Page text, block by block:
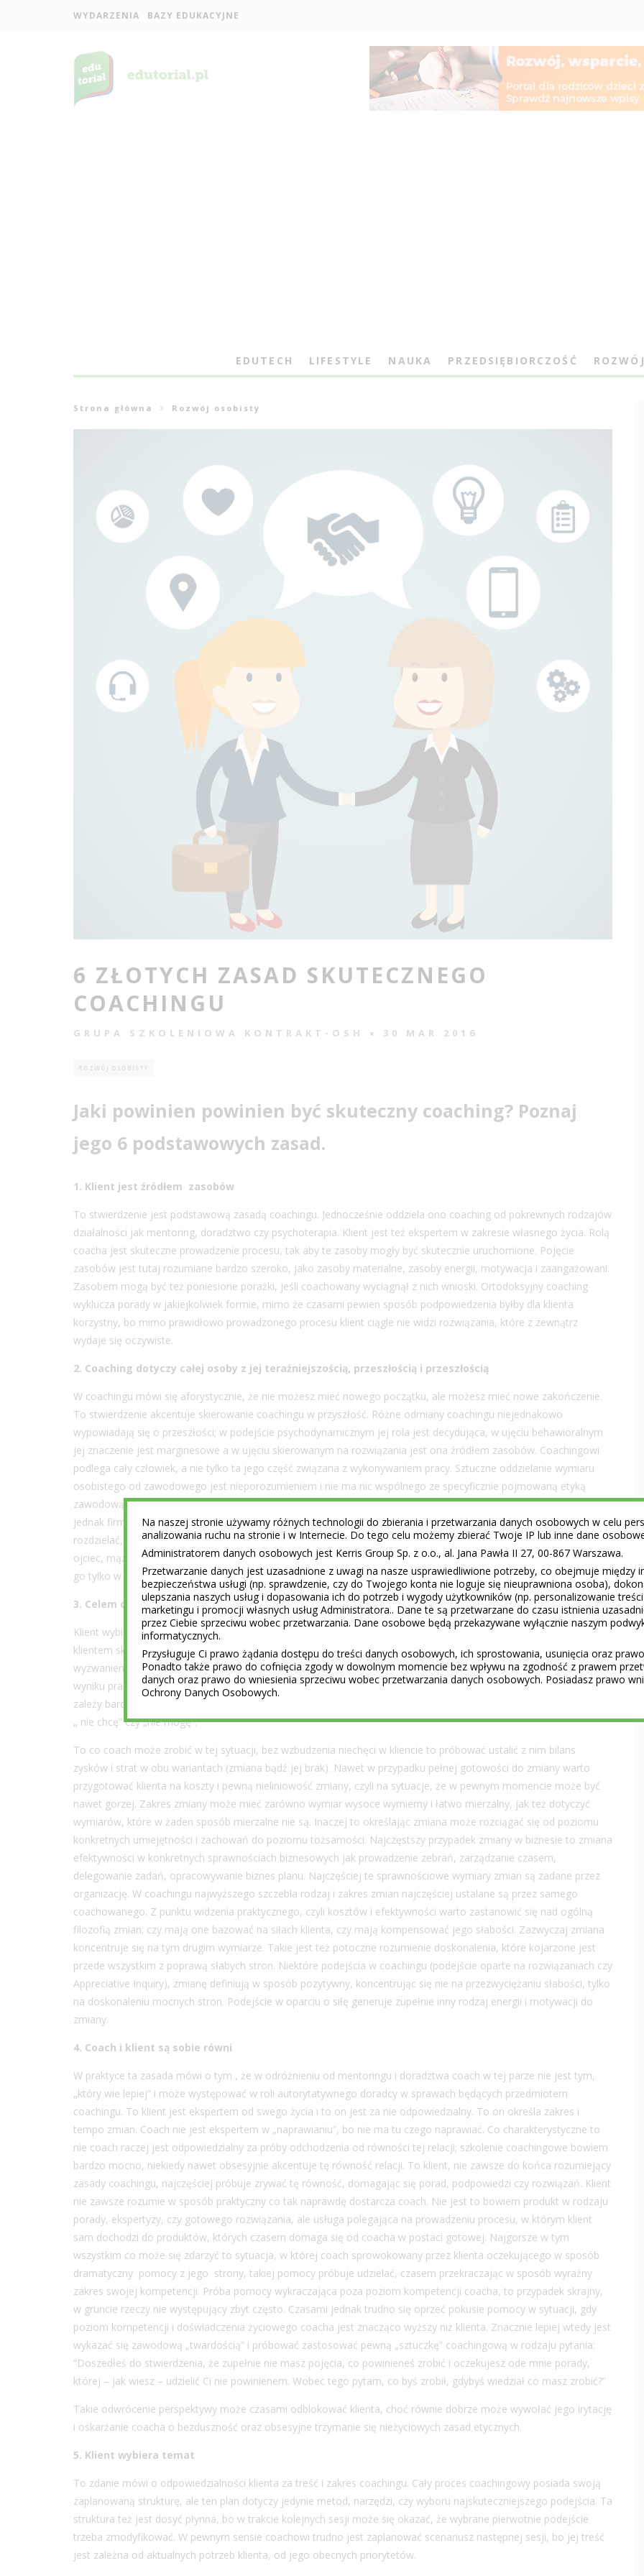
WYDARZENIA BAZY EDUKACYJNE
EDUTECH LIFESTYLE NAUKA PRZEDSIĘBIORCZOŚĆ ROZWÓJ
Strona główna Rozwój osobisty
6 ZŁOTYCH ZASAD SKUTECZNEGO
COACHINGU
GRUPA SZKOLENIOWA KONTRAKT-OSH 30 MAR 2016
ROZWÓJ OSOBISTY
Jaki powinien powinien być skuteczny coaching? Poznaj
jego 6 podstawowych zasad.
1. Klient jest źródłem zasobów
To stwierdzenie jest podstawową zasadą coachingu. Jednocześnie oddziela ono coaching od pokrewnych rodzajów
działalności jak mentoring, doradztwo czy psychoterapia. Klient jest też ekspertem w zakresie własnego życia. Rolą
coacha jest skuteczne prowadzenie procesu, tak aby te zasoby mogły być skutecznie uruchomione. Pojęcie
zasobów jest tutaj rozumiane bardzo szeroko, jako zasoby materialne, zasoby energii, motywacja i zaangażowani.
Zasobem mogą być też poniesione porażki, jeśli coachowany wyciągnął z nich wnioski. Ortodoksyjny coaching
wyklucza porady w jakiejkolwiek formie, mimo że czasami pewien sposób podpowiedzenia byłby dla klienta
korzystny, bo mimo prawidłowo prowadzonego procesu klient ciągle nie widzi rozwiązania, które z zewnątrz
wydaje się oczywiste.
2. Coaching dotyczy całej osoby z jej teraźniejszością, przeszłością i przeszłością
W coachingu mówi się aforystycznie, że nie możesz mieć nowego początku, ale możesz mieć nowe zakończenie.
To stwierdzenie akcentuje skierowanie coachingu w przyszłość. Różne odmiany coachingu niejednakowo
wypowiadają się o przeszłości; w podejście psychodynamicznym jej rola jest decydująca, w ujęciu behawioralnym
jej znaczenie jest marginesowe a w ujęciu skierowanym na rozwiązania jest ona źródłem zasobów. Coachingowi
podlega cały człowiek, a nie tylko ta jego część związana z wykonywaniem pracy. Sztuczne oddzielanie wymiaru
osobistego od zawodowego jest nieporozumieniem i nie ma nic wspólnego ze specyficznie pojmowaną etyką
zawodową obu stron i hasłem, że przecież firma płaci za coaching biznesowy. To oczywiste, że firma płaci, jeśli
jednak firma oczekuje prawdziwego zaangażowania pracownika, to nie może wymiaru zawodowego i osobistego
rozdzielać, bo zachowuje się wtedy niekonsekwentnie. Do pracy przychodzi przecież nie tylko dyrektor, ale też
ojciec, mąż i członek miejscowej społeczności. To ten sam człowiek i oddzielenie tych części, po to aby zmieniać
go tylko w roli zawodowej nijak się nie da.
3. Celem coachingu jest zmiana i działanie
Klient wybiera coaching, bo chce się zmienić. Logiczną konsekwencją tego stwierdzenia jest fakt, że praca z
klientem skierowanym na coaching, który tej zmiany nie chce, jest dla coacha ciężkim i dość beznadziejnym
wyzwaniem. Coach oczywiście nie jest w stanie zmusić nikogo do zmiany – może ona nastąpić tylko z woli i w
wyniku pracy osoby coachowanej. Zmiana należy do klienta i coach nie powinien na nią naciskać (czasami coachowi
zależy bardziej niż klientowi). W przypadku oporu przed zmianą warto próbować ustalić, czy wynika on z motywacji
„ nie chcę” czy „nie mogę”.
To co coach może zrobić w tej sytuacji, bez wzbudzenia niechęci w kliencie to próbować ustalić z nim bilans
zysków i strat w obu wariantach (zmiana bądź jej brak). Nawet w przypadku pełnej gotowości do zmiany warto
przygotować klienta na koszty i pewną nieliniowość zmiany, czyli na sytuacje, że w pewnym momencie może być
nawet gorzej. Zakres zmiany może mieć zarówno wymiar wysoce wymierny i łatwo mierzalny, jak też dotyczyć
wymiarów, które w żaden sposób mierzalne nie są. Inaczej to określając zmiana może rozciągać się od poziomu
konkretnych umiejętności i zachowań do poziomu tożsamości. Najczęstszy przypadek zmiany w biznesie to zmiana
efektywności w konkretnych sprawnościach biznesowych jak prowadzenie zebrań, zarządzanie czasem,
delegowanie zadań, opracowywanie biznes planu. Najczęściej te sprawnościowe wymiary zmian są zadane przez
organizację. W coachingu najwyższego szczebla rodzaj i zakres zmian najczęściej ustalane są przez samego
coachowanego. Z punktu widzenia praktycznego, czyli kosztów i efektywności warto zastanowić się nad ogólną
filozofią zmian; czy mają one bazować na siłach klienta, czy mają kompensować jego słabości. Zazwyczaj zmiana
koncentruje się na tym drugim wymiarze. Takie jest też potoczne rozumienie doskonalenia, które kojarzone jest
przede wszystkim z poprawą słabych stron. Niektóre podejścia w coachingu (podejście oparte na rozwiązaniach czy
Appreciative Inquiry), zmianę definiują w sposób pozytywny, koncentrując się nie na przezwyciężaniu słabości, tylko
na doskonaleniu mocnych stron. Podejście w oparciu o siłę generuje zupełnie inny rodzaj energii i motywacji do
zmiany.
4. Coach i klient są sobie równi
W praktyce ta zasada mówi o tym , że w odróżnieniu od mentoringu i doradztwa coach w tej parze nie jest tym,
„który wie lepiej” i może występować w roli autorytatywnego doradcy w sprawach będących przedmiotem
coachingu. To klient jest ekspertem od swego życia i to on jest za nie odpowiedzialny. To on określa zakres i
tempo zmian. Coach nie jest ekspertem w „naprawianiu”, bo nie ma tu czego naprawiać. Co charakterystyczne to
nie coach raczej jest odpowiedzialny za próby odchodzenia od równości tej relacji; szkolenie coachingowe bowiem
bardzo mocno, niekiedy nawet obsesyjnie akcentuje tę równość relacji. To klient, nie zawsze do końca rozumiejący
zasady coachingu, najczęściej próbuje zrywać tę równość, domagając się porad, podpowiedzi czy rozwiązań. Klient
nie zawsze rozumie w sposób praktyczny co tak naprawdę dostarcza coach. Nie jest to bowiem produkt w rodzaju
porady, ekspertyzy, czy gotowego rozwiązania, ale usługa polegająca na prowadzeniu procesu, w którym klient
sam dochodzi do produktów, których czasem domaga się od coacha w postaci gotowej. Najgorsze w tym
wszystkim co może się zdarzyć to sytuacja, w której coach sprowokowany przez klienta oczekującego w sposób
dramatyczny pomocy z jego strony, takiej pomocy próbuje udzielać, czasem przekraczając w sposób wyraźny
zakres swojej kompetencji. Próba pomocy wykraczająca poza poziom kompetencji coacha, to przypadek skrajny,
w gruncie rzeczy nie występujący zbyt często. Czasami jednak trudno się oprzeć pokusie pomocy w sytuacji, gdy
poziom kompetencji i doświadczenia życiowego coacha jest znacząco wyższy niż klienta. Znacznie lepiej wtedy jest
wykazać się zawodową „twardością” i próbować zastosować pewną „sztuczkę” coachingową w rodzaju pytania:
“Doszedłeś do stwierdzenia, że zupełnie nie masz pojęcia, co powinieneś zrobić i oczekujesz ode mnie porady,
której – jak wiesz – udzielić Ci nie powinienem. Wobec tego pytam, co byś zrobił, gdybyś wiedział co masz zrobić?”
Takie odwrócenie perspektywy może czasami odblokować klienta, choć równie dobrze może wywołać jego irytację
i oskarżanie coacha o bezduszność oraz obsesyjne trzymanie się nieżyciowych zasad etycznych.
5. Klient wybiera temat
To zdanie mówi o odpowiedzialności klienta za treść i zakres coachingu. Cały proces coachingowy posiada swoją
zaplanowaną strukturę, ale ten plan dotyczy jedynie metod, narzędzi, czy wyboru najskuteczniejszego podejścia. Ta
struktura też jest dosyć płynna, bo w trakcie kolejnych sesji może się okazać, że wybrane pierwotnie podejście
trzeba zmodyfikować. W pewnym sensie coachowi trudno jest zaplanować scenariusz następnej sesji, bo jej treść
jest zależna od aktualnych potrzeb klienta, od jego obecnych priorytetów.
Na naszej stronie używamy różnych technologii do zbierania i przetwarzania danych osobowych w celu
analizowania ruchu na stronie i w Internecie. Do tego celu możemy zbierać Twoje IP lub inne dane
Administratorem danych osobowych jest Kerris Group Sp. z o.o., al. Jana Pawła II 27, 00-867 Warszawa.
Przetwarzanie danych jest uzasadnione z uwagi na nasze usprawiedliwione potrzeby, co obejmuje między
bezpieczeństwa usługi (np. sprawdzenie, czy do Twojego konta nie loguje się nieuprawniona osoba),
ulepszania naszych usług i dopasowania ich do potrzeb i wygody użytkowników (np. personalizowanie
marketingu i promocji własnych usług Administratora.. Dane te są przetwarzane do czasu istnienia
przez Ciebie sprzeciwu wobec przetwarzania. Dane osobowe będą przekazywane wyłącznie naszym
informatycznych.
Przysługuje Ci prawo żądania dostępu do treści danych osobowych, ich sprostowania, usunięcia oraz
Ponadto także prawo do cofnięcia zgody w dowolnym momencie bez wpływu na zgodność z prawem
danych oraz prawo do wniesienia sprzeciwu wobec przetwarzania danych osobowych. Posiadasz prawo
Ochrony Danych Osobowych.